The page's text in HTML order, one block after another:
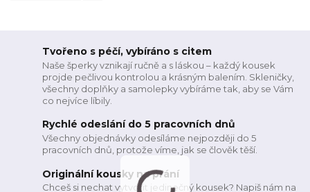
Tvořeno s péčí, vybíráno s citem
Naše šperky vznikají ručně a s láskou – každý kousek
projde pečlivou kontrolou a krásným balením. Skleničky,
všechny doplňky a samolepky vybíráme tak, aby se Vám
co nejvíce líbily.
Rychlé odeslání do 5 pracovních dnů
Všechny objednávky odesíláme nejpozději do 5
pracovních dnů, protože víme, jak se člověk těší.
Originální kousky na přání
Chceš si nechat vytvořit jedinečný kousek? Napiš nám na